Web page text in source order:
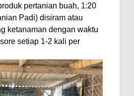
pertanian buah, 1:20
Padi) disiram atau
ketanaman dengan waktu
setiap 1-2 kali per